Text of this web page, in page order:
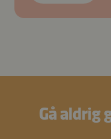
Gå aldrig